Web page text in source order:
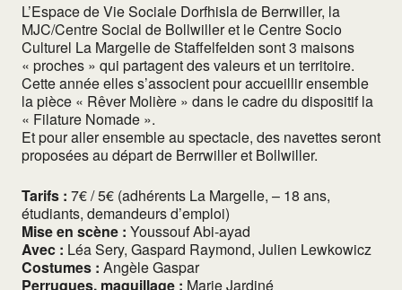
L’Espace de Vie Sociale Dorfhisla de Berrwiller, la
MJC/Centre Social de Bollwiller et le Centre Socio
Culturel La Margelle de Staffelfelden sont 3 maisons
« proches » qui partagent des valeurs et un territoire.
Cette année elles s’associent pour accueillir ensemble
la pièce « Rêver Molière » dans le cadre du dispositif la
« Filature Nomade ».
Et pour aller ensemble au spectacle, des navettes seront
proposées au départ de Berrwiller et Bollwiller.
Tarifs : 7€ / 5€ (adhérents La Margelle, – 18 ans,
étudiants, demandeurs d’emploi)
Mise en scène : Youssouf Abi-ayad
Avec : Léa Sery, Gaspard Raymond, Julien Lewkowicz
Costumes : Angèle Gaspar
Perruques, maquillage : Marie Jardiné